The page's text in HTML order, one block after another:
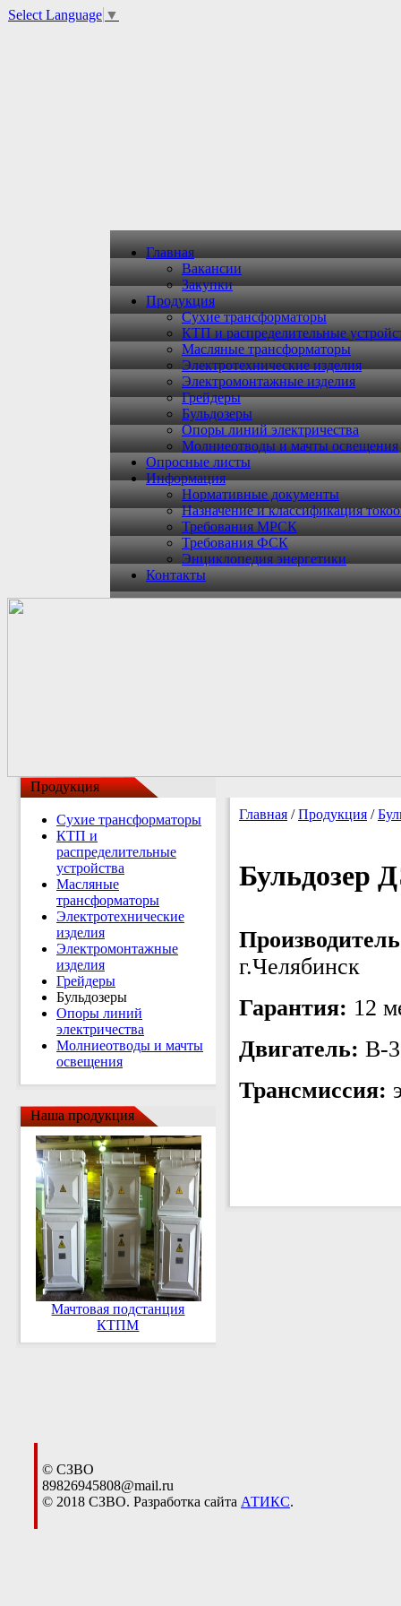
Select Language ▼
Главная
Вакансии
Закупки
Продукция
Сухие трансформаторы
КТП и распределительные
Масляные трансформаторы
Электротехнические изделия
Электромонтажные изделия
Грейдеры
Бульдозеры
Опоры линий электричества
Молниеотводы и мачты освещения
Опросные листы
Информация
Нормативные документы
Назначение и классификация
Требования МРСК
Требования ФСК
Энциклопедия энергетики
Контакты
Продукция
Сухие трансформаторы
КТП и
распределительные
устройства
Масляные
трансформаторы
Электротехнические
изделия
Электромонтажные
изделия
Грейдеры
Бульдозеры
Опоры линий
электричества
Молниеотводы и мачты
освещения
Наша продукция
Мачтовая подстанция
КТПМ
Главная /Продукция /
Бульдозер
г.Челябинск
Гарантия: 12
Двигатель: В-
Трансмиссия:
© СЗВО
89826945808@mail.ru
© 2018 СЗВО. Разработка сайта АТИКС.